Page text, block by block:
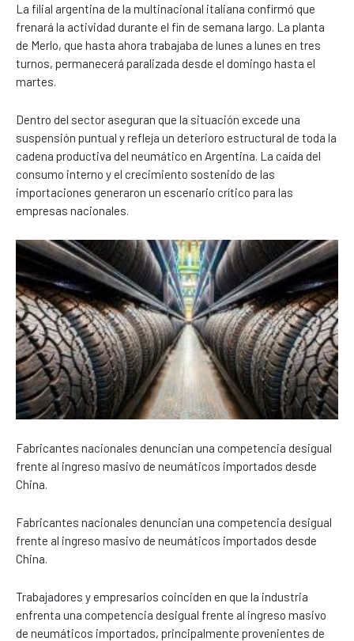
La filial argentina de la multinacional italiana confirmó que
frenará la actividad durante el fin de semana largo. La planta
de Merlo, que hasta ahora trabajaba de lunes a lunes en tres
turnos, permanecerá paralizada desde el domingo hasta el
martes.
Dentro del sector aseguran que la situación excede una
suspensión puntual y refleja un deterioro estructural de toda la
cadena productiva del neumático en Argentina. La caída del
consumo interno y el crecimiento sostenido de las
importaciones generaron un escenario crítico para las
empresas nacionales.
Fabricantes nacionales denuncian una competencia desigual
frente al ingreso masivo de neumáticos importados desde
China.
Fabricantes nacionales denuncian una competencia desigual
frente al ingreso masivo de neumáticos importados desde
China.
Trabajadores y empresarios coinciden en que la industria
enfrenta una competencia desigual frente al ingreso masivo
de neumáticos importados, principalmente provenientes de